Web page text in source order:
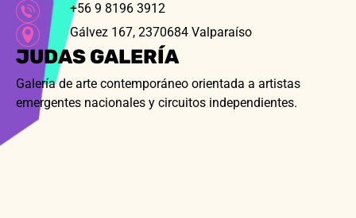
+56 9 8196 3912
Gálvez 167, 2370684 Valparaíso
JUDAS GALERÍA
Galería de arte contemporáneo orientada a artistas
emergentes nacionales y circuitos independientes.